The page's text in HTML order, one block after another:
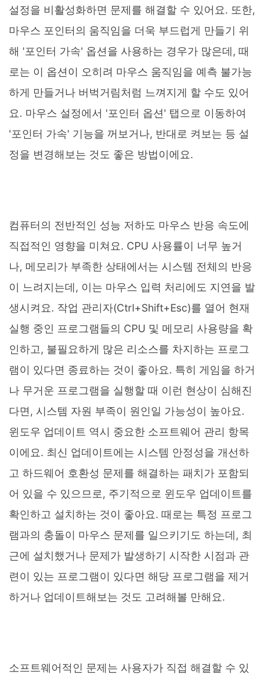
설정을 비활성화하면 문제를 해결할 수 있어요. 또한,
마우스 포인터의 움직임을 더욱 부드럽게 만들기 위
해 '포인터 가속' 옵션을 사용하는 경우가 많은데, 때
로는 이 옵션이 오히려 마우스 움직임을 예측 불가능
하게 만들거나 버벅거림처럼 느껴지게 할 수도 있어
요. 마우스 설정에서 '포인터 옵션' 탭으로 이동하여
'포인터 가속' 기능을 꺼보거나, 반대로 켜보는 등 설
정을 변경해보는 것도 좋은 방법이에요.
컴퓨터의 전반적인 성능 저하도 마우스 반응 속도에
직접적인 영향을 미쳐요. CPU 사용률이 너무 높거
나, 메모리가 부족한 상태에서는 시스템 전체의 반응
이 느려지는데, 이는 마우스 입력 처리에도 지연을 발
생시켜요. 작업 관리자(Ctrl+Shift+Esc)를 열어 현재
실행 중인 프로그램들의 CPU 및 메모리 사용량을 확
인하고, 불필요하게 많은 리소스를 차지하는 프로그
램이 있다면 종료하는 것이 좋아요. 특히 게임을 하거
나 무거운 프로그램을 실행할 때 이런 현상이 심해진
다면, 시스템 자원 부족이 원인일 가능성이 높아요.
윈도우 업데이트 역시 중요한 소프트웨어 관리 항목
이에요. 최신 업데이트에는 시스템 안정성을 개선하
고 하드웨어 호환성 문제를 해결하는 패치가 포함되
어 있을 수 있으므로, 주기적으로 윈도우 업데이트를
확인하고 설치하는 것이 좋아요. 때로는 특정 프로그
램과의 충돌이 마우스 문제를 일으키기도 하는데, 최
근에 설치했거나 문제가 발생하기 시작한 시점과 관
련이 있는 프로그램이 있다면 해당 프로그램을 제거
하거나 업데이트해보는 것도 고려해볼 만해요.
소프트웨어적인 문제는 사용자가 직접 해결할 수 있